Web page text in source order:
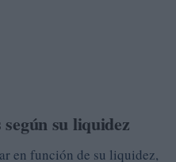
su liquidez
en función de su liquidez,